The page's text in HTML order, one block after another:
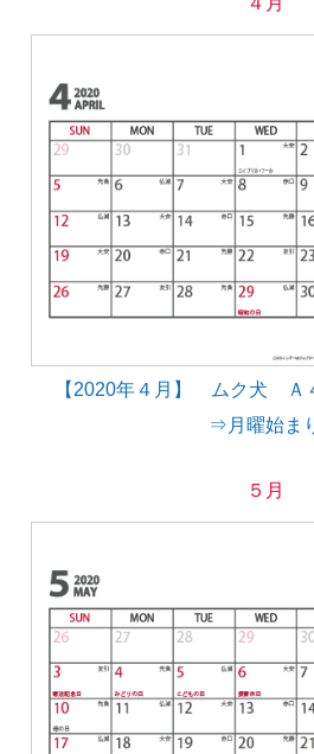
【2020年４月】 ムク犬 Ａ
⇒月曜始ま
５月